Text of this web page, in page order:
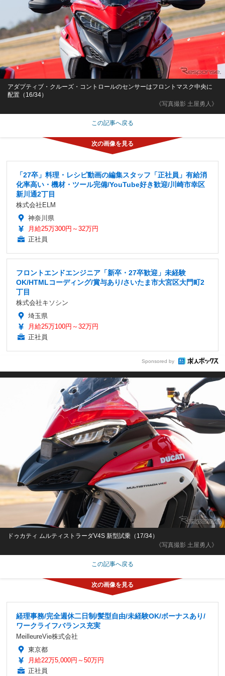
《写真撮影 土屋勇人》
アダプティブ・クルーズ・コントロールのセンサーはフロントマスク中央に
配置（16/34）
この記事へ戻る
「27卒」料理・レシピ動画の編集スタッフ「正社員」有給消
化率高い・機材・ツール完備/YouTube好き歓迎/川崎市幸区
新川通2丁目
株式会社ELM
神奈川県
月給25万300円～32万円
正社員
フロントエンドエンジニア「新卒・27卒歓迎」未経験
OK/HTMLコーディング/賞与あり/さいたま市大宮区大門町2
丁目
株式会社キソシン
埼玉県
月給25万100円～32万円
正社員
Sponsored by
《写真撮影 土屋勇人》
ドゥカティ ムルティストラーダV4S 新型試乗（17/34）
この記事へ戻る
経理事務/完全週休二日制/髪型自由/未経験OK/ボーナスあり/
ワークライフバランス充実
MeilleureVie株式会社
東京都
月給22万5,000円～50万円
正社員